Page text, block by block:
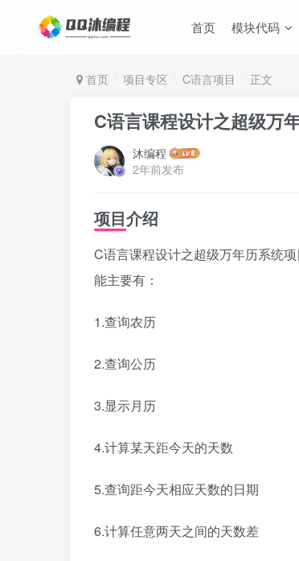
首页 模块代码
首页 项目专区 C语言项目 正文
C语言课程设计之超级万
沐编程
2年前发布
项目介绍
C语言课程设计之超级万年历系统
能主要有：
1.查询农历
2.查询公历
3.显示月历
4.计算某天距今天的天数
5.查询距今天相应天数的日期
6.计算任意两天之间的天数差